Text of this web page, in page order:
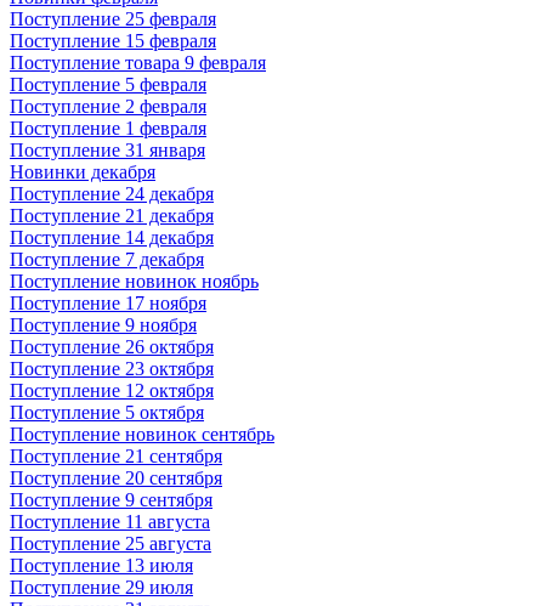
Поступление 25 февраля
Поступление 15 февраля
Поступление товара 9 февраля
Поступление 5 февраля
Поступление 2 февраля
Поступление 1 февраля
Поступление 31 января
Новинки декабря
Поступление 24 декабря
Поступление 21 декабря
Поступление 14 декабря
Поступление 7 декабря
Поступление новинок ноябрь
Поступление 17 ноября
Поступление 9 ноября
Поступление 26 октября
Поступление 23 октября
Поступление 12 октября
Поступление 5 октября
Поступление новинок сентябрь
Поступление 21 сентября
Поступление 20 сентября
Поступление 9 сентября
Поступление 11 августа
Поступление 25 августа
Поступление 13 июля
Поступление 29 июля